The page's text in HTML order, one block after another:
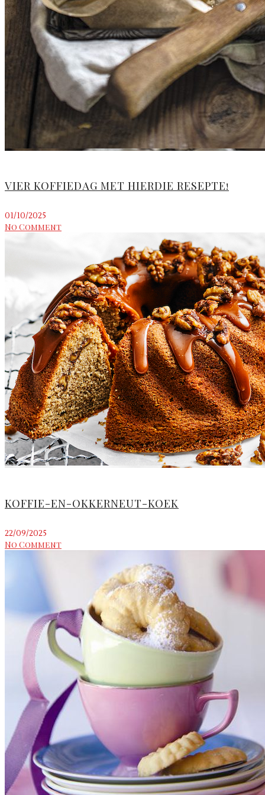
VIER KOFFIEDAG MET HIERDIE RESEPTE!
01/10/2025
No Comment
KOFFIE-EN-OKKERNEUT-KOEK
22/09/2025
No Comment